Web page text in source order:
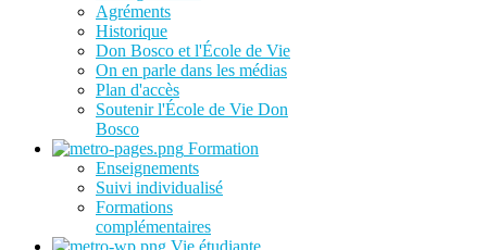
Agréments
Historique
Don Bosco et l'École de Vie
On en parle dans les médias
Plan d'accès
Soutenir l'École de Vie Don
Bosco
Formation
Enseignements
Suivi individualisé
Formations
complémentaires
Vie étudiante